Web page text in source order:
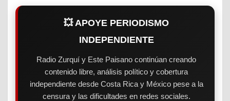
💥 APOYE PERIODISMO
INDEPENDIENTE
Radio Zurquí y Este Paisano continúan creando
contenido libre, análisis político y cobertura
independiente desde Costa Rica y México pese a la
censura y las dificultades en redes sociales.